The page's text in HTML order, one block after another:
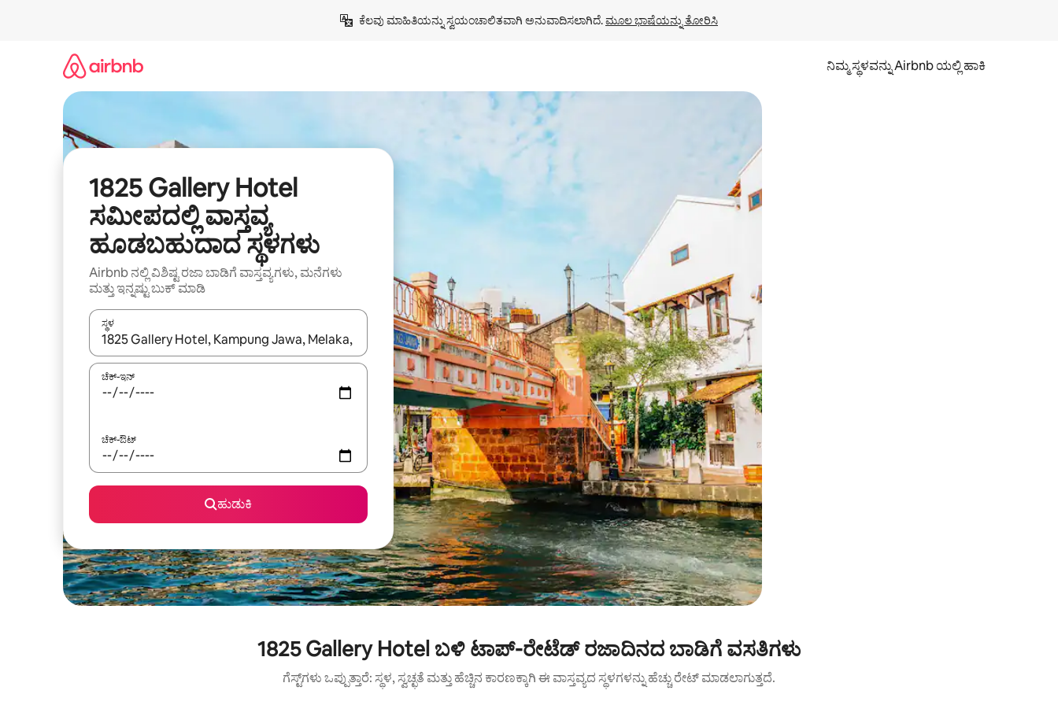
ಕೆಲವು ಮಾಹಿತಿಯನ್ನು ಸ್ವಯಂಚಾಲಿತವಾಗಿ ಅನುವಾದಿಸಲಾಗಿದೆ. ಮೂಲ ಭಾಷೆಯನ್ನು ತೋರಿಸಿ
ನಿಮ್ಮ ಸ್ಥಳವನ್ನು Airbnb ಯಲ್ಲಿ ಹಾಕಿ
1825 Gallery Hotel
ಸಮೀಪದಲ್ಲಿ ವಾಸ್ತವ್ಯ
ಹೂಡಬಹುದಾದ ಸ್ಥಳಗಳು
Airbnb ನಲ್ಲಿ ವಿಶಿಷ್ಟ ರಜಾ ಬಾಡಿಗೆ ವಾಸ್ತವ್ಯಗಳು, ಮನೆಗಳು
ಮತ್ತು ಇನ್ನಷ್ಟು ಬುಕ್ ಮಾಡಿ
ಸ್ಥಳ
ಫಲಿತಾಂಶಗಳು ಲಭ್ಯವಿರುವಾಗ, ಅಪ್ ಮತ್ತು ಡೌನ್ ಬಾಣದ ಕೀಲಿಗಳೊಂದಿಗೆ ನ್ಯಾವಿಗೇಟ್ ಮಾಡಿ ಅಥವಾ ಸ್ಪರ್ಶ ಅಥವಾ ಸ್ವೈಪ್ ಗೆಸ್ಚರ್‌ಗಳ ಮೂಲಕ ಅನ್ವೇಷಿಸಿ.
ಚೆಕ್-ಇನ್
ಚೆಕ್-ಔಟ್
ಹುಡುಕಿ
1825 Gallery Hotel ಬಳಿ ಟಾಪ್-ರೇಟೆಡ್ ರಜಾದಿನದ ಬಾಡಿಗೆ ವಸತಿಗಳು
ಗೆಸ್ಟ್‌ಗಳು ಒಪ್ಪುತ್ತಾರೆ: ಸ್ಥಳ, ಸ್ವಚ್ಛತೆ ಮತ್ತು ಹೆಚ್ಚಿನ ಕಾರಣಕ್ಕಾಗಿ ಈ ವಾಸ್ತವ್ಯದ ಸ್ಥಳಗಳನ್ನು ಹೆಚ್ಚು ರೇಟ್ ಮಾಡಲಾಗುತ್ತದೆ.